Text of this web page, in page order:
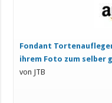
Fondant
ihrem Foto zum selber
von JTB